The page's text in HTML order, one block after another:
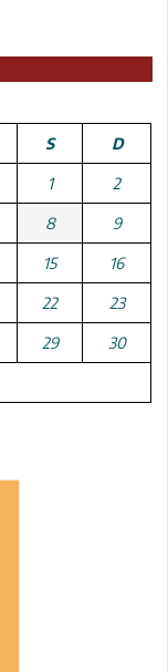
S D
1 2
8 9
15 16
22 23
29 30